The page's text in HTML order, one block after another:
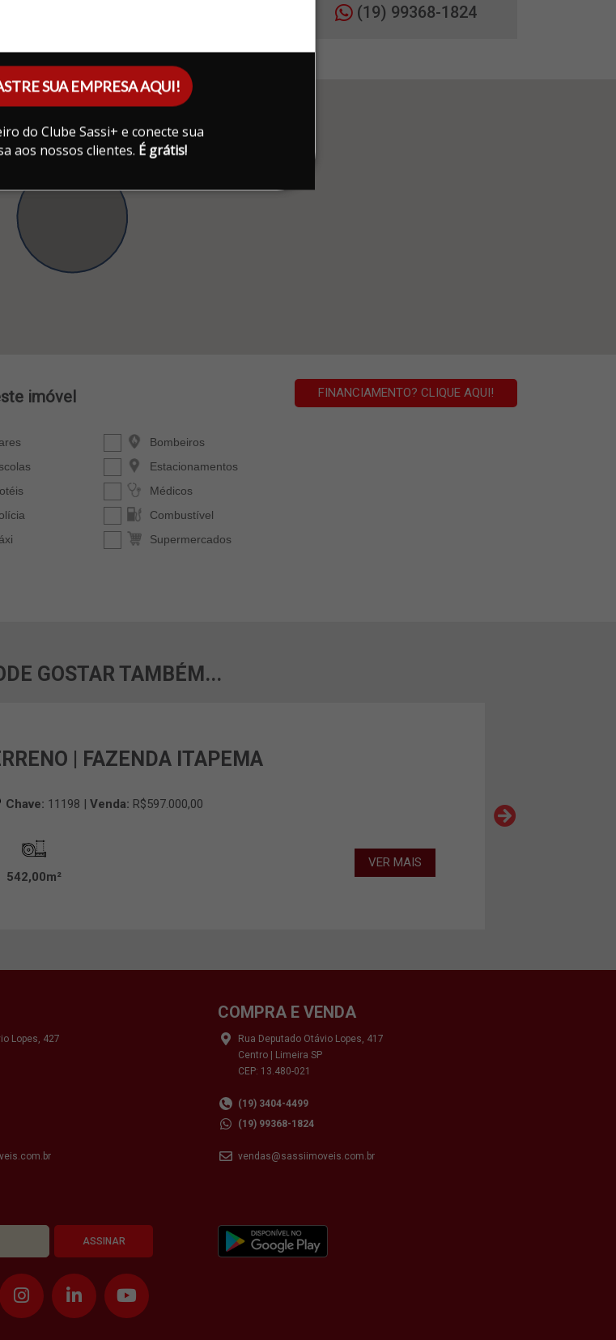
SUA EMPRESA AQUI!
do Clube Sassi+ e conecte sua
aos nossos clientes. É grátis!
(19) 99368-1824
GOSTAR TAMBÉM...
| FAZENDA ITAPEMA
Chave: 11198 |Venda: R$597.000,00
542,00m²
VER MAIS
Lopes, 427
COMPRA E VENDA
Rua Deputado Otávio Lopes, 417
Centro | Limeira SP
CEP: 13.480-021
(19) 3404-4499
(19) 99368-1824
vendas@sassiimoveis.com.br